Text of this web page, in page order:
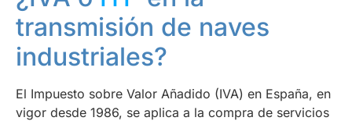
transmisión de naves
industriales?
El Impuesto sobre Valor Añadido (IVA) en España, en
vigor desde 1986, se aplica a la compra de servicios